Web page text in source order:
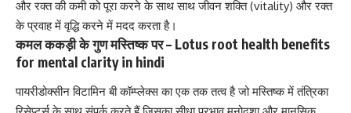
और रक्त की कमी को पूरा करने के साथ साथ जीवन शक्ति (vitality) और रक्त
के प्रवाह में वृद्धि करने में मदद करता है।
कमल ककड़ी के गुण मस्तिष्क पर – Lotus root health benefits
for mental clarity in hindi
पायरीडोक्सीनविटामिन बी कॉम्प्लेक्स का एक तक तत्व है जो मस्तिष्क में तंत्रिका